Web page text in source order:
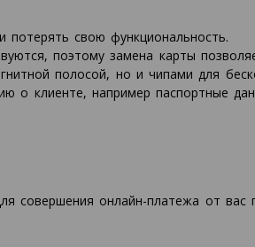
потерять свою функциональность.
поэтому замена карты
полосой, но и чипами для
о клиенте, например паспортные
совершения онлайн-платежа от вас